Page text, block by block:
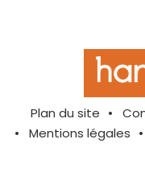
Plan du site
Mentions légales